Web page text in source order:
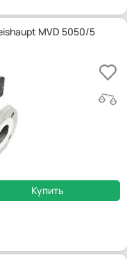
MVD 5050/5
Купить